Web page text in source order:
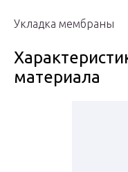
Укладка мембраны
материала